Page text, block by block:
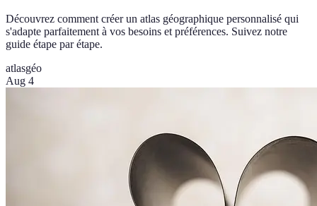
Découvrez comment créer un atlas géographique personnalisé qui
s'adapte parfaitement à vos besoins et préférences. Suivez notre
guide étape par étape.
atlasgéo
Aug 4